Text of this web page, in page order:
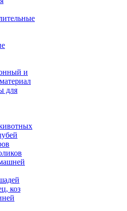
и
для
коз